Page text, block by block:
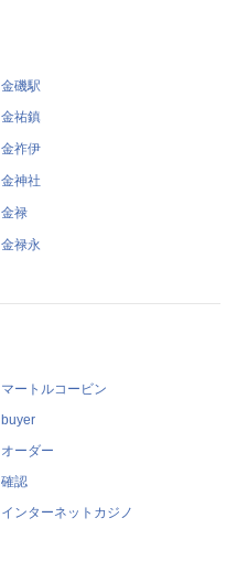
金磯駅
金祐鎮
金祚伊
金神社
金禄
金禄永
マートルコービン
buyer
オーダー
確認
インターネットカジノ